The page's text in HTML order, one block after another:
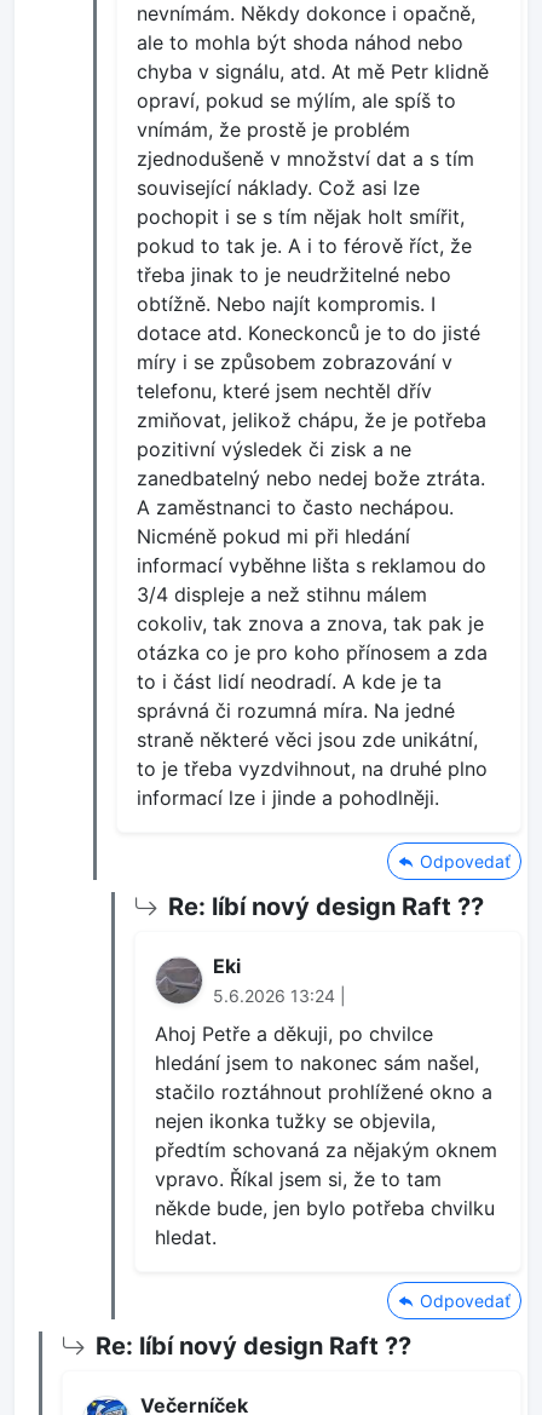
nevnímám. Někdy dokonce i opačně,
ale to mohla být shoda náhod nebo
chyba v signálu, atd. At mě Petr klidně
opraví, pokud se mýlím, ale spíš to
vnímám, že prostě je problém
zjednodušeně v množství dat a s tím
související náklady. Což asi lze
pochopit i se s tím nějak holt smířit,
pokud to tak je. A i to férově říct, že
třeba jinak to je neudržitelné nebo
obtížně. Nebo najít kompromis. I
dotace atd. Koneckonců je to do jisté
míry i se způsobem zobrazování v
telefonu, které jsem nechtěl dřív
zmiňovat, jelikož chápu, že je potřeba
pozitivní výsledek či zisk a ne
zanedbatelný nebo nedej bože ztráta.
A zaměstnanci to často nechápou.
Nicméně pokud mi při hledání
informací vyběhne lišta s reklamou do
3/4 displeje a než stihnu málem
cokoliv, tak znova a znova, tak pak je
otázka co je pro koho přínosem a zda
to i část lidí neodradí. A kde je ta
správná či rozumná míra. Na jedné
straně některé věci jsou zde unikátní,
to je třeba vyzdvihnout, na druhé plno
informací lze i jinde a pohodlněji.
Odpovedať
Re: líbí nový design Raft ??
Eki
5.6.2026 13:24 |
Ahoj Petře a děkuji, po chvilce
hledání jsem to nakonec sám našel,
stačilo roztáhnout prohlížené okno a
nejen ikonka tužky se objevila,
předtím schovaná za nějakým oknem
vpravo. Říkal jsem si, že to tam
někde bude, jen bylo potřeba chvilku
hledat.
Odpovedať
Re: líbí nový design Raft ??
Večerníček